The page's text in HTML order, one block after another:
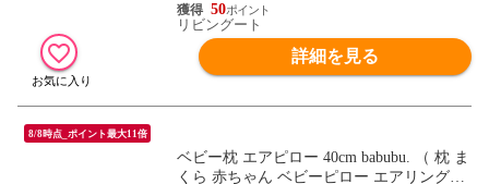
り予防 窒息予防 湿疹予防 転げ落ち防止 ベ
ビーベッド用 ） 【ターコイズ】
50
リビングート
詳細を見る
8/8時点_ポイント最大11倍
ベビー枕 エアピロー 40cm babubu. （ 枕 ま
くら 赤ちゃん ベビーピロー エアリングピ